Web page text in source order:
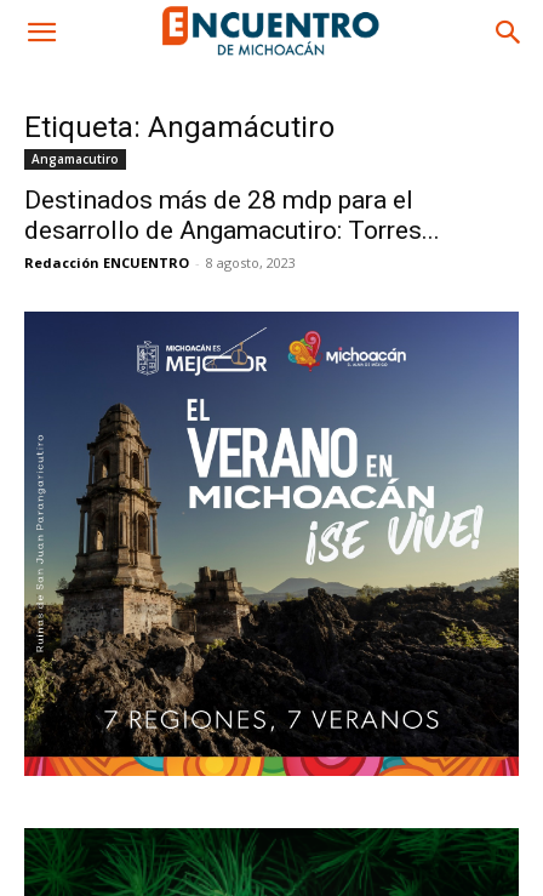
Etiqueta: Angamácutiro
Angamacutiro
Destinados más de 28 mdp para el
desarrollo de Angamacutiro: Torres...
Redacción ENCUENTRO - 8 agosto, 2023